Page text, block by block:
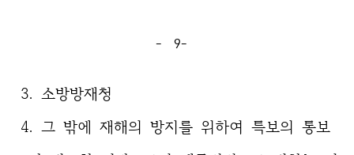
- 9-
3. 소방방재청
4. 그 밖에 재해의 방지를 위하여 특보의 통보